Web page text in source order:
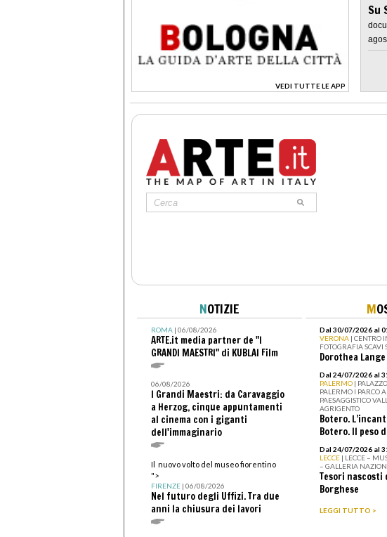
VEDI TUTTE LE APP
>
Su
NOTIZIE
ROMA| 06/08/2026
ARTE.it media partner de "I
GRANDI MAESTRI" di KUBLAI Film
06/08/2026
I Grandi Maestri: da Caravaggio
a Herzog, cinque appuntamenti
al cinema con i giganti
dell'immaginario
Il nuovo volto del museo fiorentino
">
FIRENZE| 06/08/2026
Nel futuro degli Uffizi. Tra due
anni la chiusura dei lavori
M
Dal 30/07/2026 al
VERONA | CENTRO
FOTOGRAFIA SCAVI
Dorothea Lange
Dal 24/07/2026 al
PALERMO |
PALERMO I PARCO
PAESAGGISTICO
AGRIGENTO
Botero.
Botero. Il peso
Dal 24/07/2026 al
LECCE | LECCE –
– GALLERIA
Tesori nascosti
Borghese
LEGGI TUTTO >